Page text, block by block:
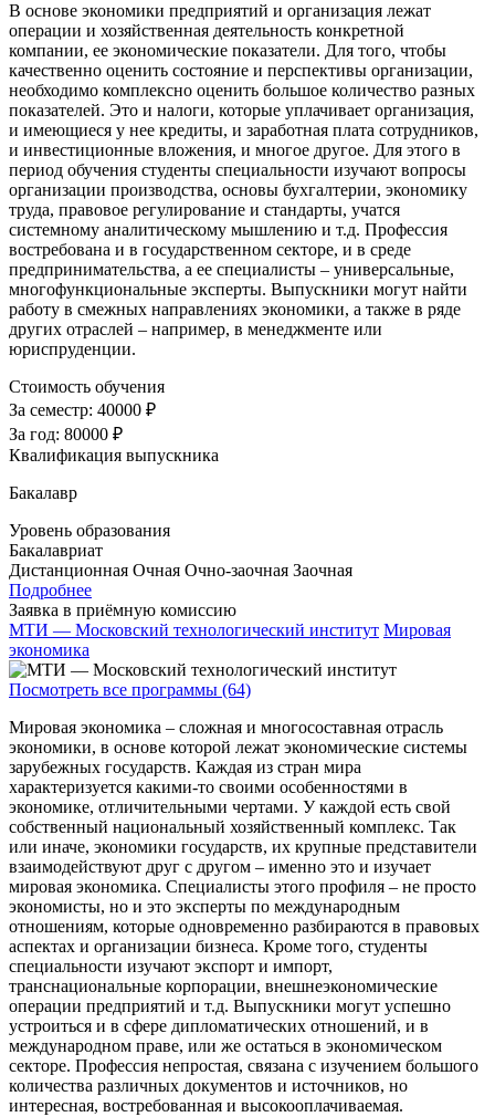
В основе экономики предприятий и организация лежат
операции и хозяйственная деятельность конкретной
компании, ее экономические показатели. Для того, чтобы
качественно оценить состояние и перспективы организации,
необходимо комплексно оценить большое количество разных
показателей. Это и налоги, которые уплачивает организация,
и имеющиеся у нее кредиты, и заработная плата сотрудников,
и инвестиционные вложения, и многое другое. Для этого в
период обучения студенты специальности изучают вопросы
организации производства, основы бухгалтерии, экономику
труда, правовое регулирование и стандарты, учатся
системному аналитическому мышлению и т.д. Профессия
востребована и в государственном секторе, и в среде
предпринимательства, а ее специалисты – универсальные,
многофункциональные эксперты. Выпускники могут найти
работу в смежных направлениях экономики, а также в ряде
других отраслей – например, в менеджменте или
юриспруденции.
Стоимость обучения
За семестр: 40000 ₽
За год: 80000 ₽
Квалификация выпускника
Бакалавр
Уровень образования
Бакалавриат
Дистанционная Очная Очно-заочная Заочная
Подробнее
Заявка в приёмную комиссию
МТИ — Московский технологический институт Мировая
экономика
Посмотреть все программы (64)
Мировая экономика – сложная и многосоставная отрасль
экономики, в основе которой лежат экономические системы
зарубежных государств. Каждая из стран мира
характеризуется какими-то своими особенностями в
экономике, отличительными чертами. У каждой есть свой
собственный национальный хозяйственный комплекс. Так
или иначе, экономики государств, их крупные представители
взаимодействуют друг с другом – именно это и изучает
мировая экономика. Специалисты этого профиля – не просто
экономисты, но и это эксперты по международным
отношениям, которые одновременно разбираются в правовых
аспектах и организации бизнеса. Кроме того, студенты
специальности изучают экспорт и импорт,
транснациональные корпорации, внешнеэкономические
операции предприятий и т.д. Выпускники могут успешно
устроиться и в сфере дипломатических отношений, и в
международном праве, или же остаться в экономическом
секторе. Профессия непростая, связана с изучением большого
количества различных документов и источников, но
интересная, востребованная и высокооплачиваемая.